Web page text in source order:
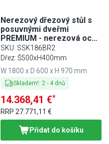
Nerezový dřezový stůl s
posuvnými dveřmi
PREMIUM - nerezová ocel
- 1800x600 mm - posuvné
dveře - s odkapávací
vpravo
SKU: SSK186BR2
Dřez: Š500xH400mm
W 1800 x D 600 x H 970 mm
Skladem!: 2 - 4 dnů
14.368,41 €*
RRP27.771,11 €
Přidat do košíku